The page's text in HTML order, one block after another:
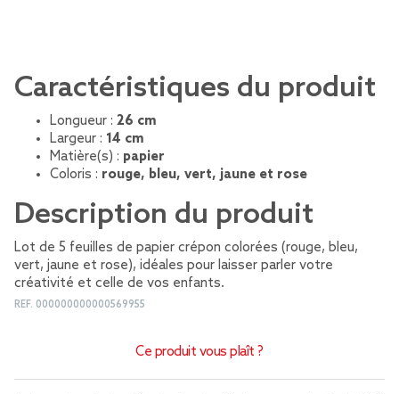
Caractéristiques du produit
Longueur : 26 cm
Largeur : 14 cm
Matière(s) : papier
Coloris : rouge, bleu, vert, jaune et rose
Description du produit
Lot de 5 feuilles de papier crépon colorées (rouge, bleu,
vert, jaune et rose), idéales pour laisser parler votre
créativité et celle de vos enfants.
REF. 000000000000569955
Ce produit vous plaît ?